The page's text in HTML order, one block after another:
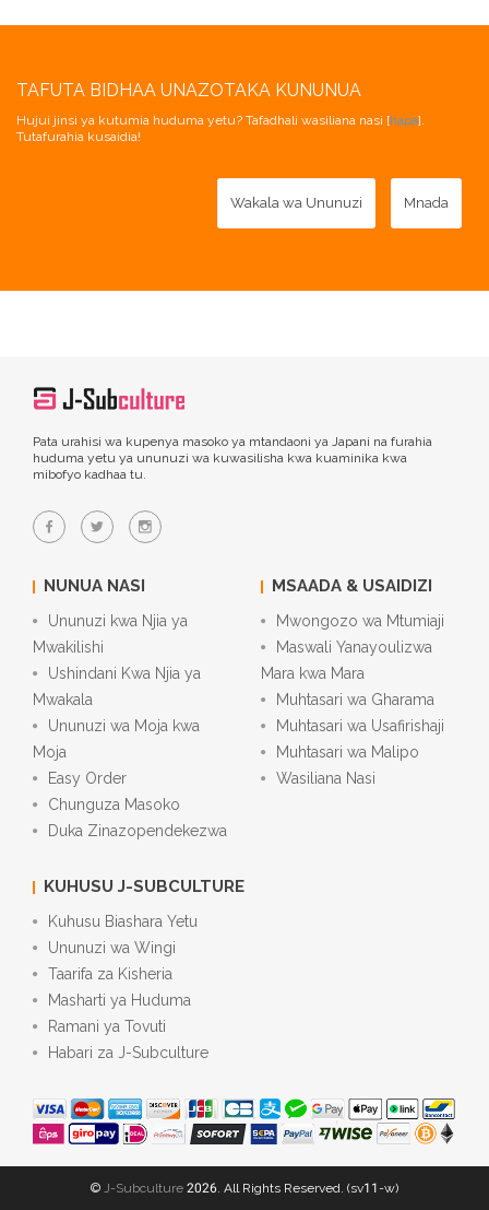
TAFUTA BIDHAA UNAZOTAKA KUNUNUA
Hujui jinsi ya kutumia huduma yetu? Tafadhali wasiliana nasi [hapa].
Tutafurahia kusaidia!
Wakala wa Ununuzi Mnada
Pata urahisi wa kupenya masoko ya mtandaoni ya Japani na furahia
huduma yetu ya ununuzi wa kuwasilisha kwa kuaminika kwa
mibofyo kadhaa tu.
NUNUA NASI
Ununuzi kwa Njia ya
Mwakilishi
Ushindani Kwa Njia ya
Mwakala
Ununuzi wa Moja kwa
Moja
Easy Order
Chunguza Masoko
Duka Zinazopendekezwa
MSAADA & USAIDIZI
Mwongozo wa Mtumiaji
Maswali Yanayoulizwa
Mara kwa Mara
Muhtasari wa Gharama
Muhtasari wa Usafirishaji
Muhtasari wa Malipo
Wasiliana Nasi
KUHUSU J-SUBCULTURE
Kuhusu Biashara Yetu
Ununuzi wa Wingi
Taarifa za Kisheria
Masharti ya Huduma
Ramani ya Tovuti
Habari za J-Subculture
© J-Subculture 2026. All Rights Reserved. (sv11-w)